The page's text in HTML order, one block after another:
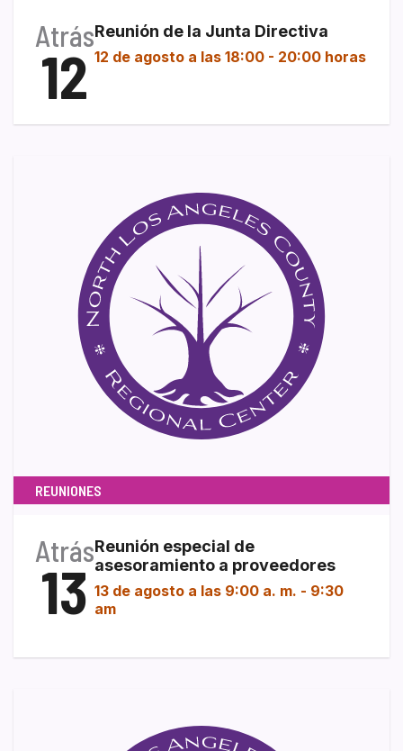
Atrás
12
Reunión de la Junta Directiva
12 de agosto a las 18:00 - 20:00 horas
REUNIONES
Atrás
13
Reunión especial de
asesoramiento a proveedores
13 de agosto a las 9:00 a. m. - 9:30
am